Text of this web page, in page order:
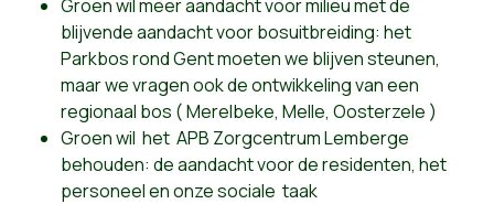
Groen wil meer aandacht voor milieu met de
blijvende aandacht voor bosuitbreiding: het
Parkbos rond Gent moeten we blijven steunen,
maar we vragen ook de ontwikkeling van een
regionaal bos ( Merelbeke, Melle, Oosterzele )
Groen wil het APB Zorgcentrum Lemberge
behouden: de aandacht voor de residenten, het
personeel en onze sociale taak